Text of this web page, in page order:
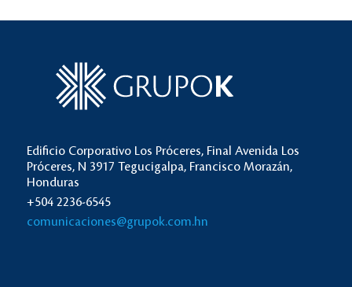
Edificio Corporativo Los Próceres, Final Avenida Los
Próceres, N 3917 Tegucigalpa, Francisco Morazán,
Honduras
+504 2236-6545
comunicaciones@grupok.com.hn